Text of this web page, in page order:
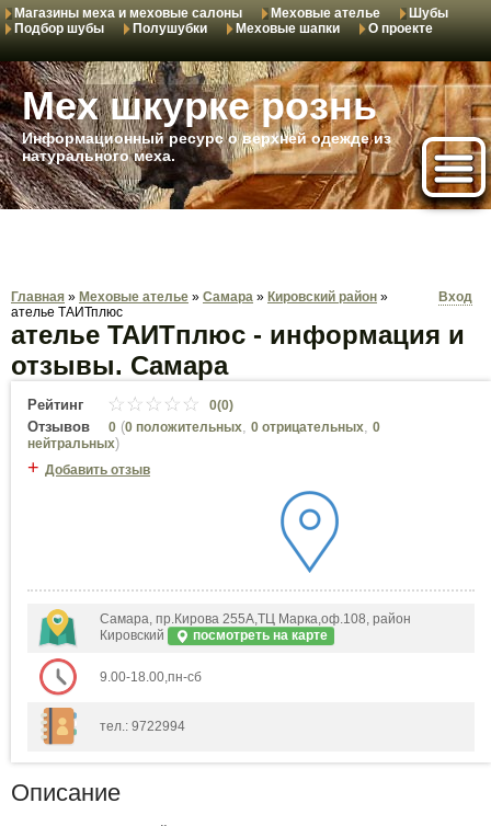
Магазины меха и меховые салоны Меховые ателье
Шубы
Подбор шубы
Полушубки Меховые шапки О проекте
Мех шкурке рознь
Информационный ресурс о верхней одежде из
натурального меха.
Главная » Меховые ателье » Самара » Кировский район »
ателье ТАИТплюс
Вход
ателье ТАИТплюс - информация и
отзывы. Самара
Рейтинг 0(0)
Отзывов 0 (0 положительных, 0 отрицательных, 0
нейтральных)
+ Добавить отзыв
Самара, пр.Кирова 255А,ТЦ Марка,оф.108, район
Кировский
посмотреть на карте
9.00-18.00,пн-сб
тел.: 9722994
Описание